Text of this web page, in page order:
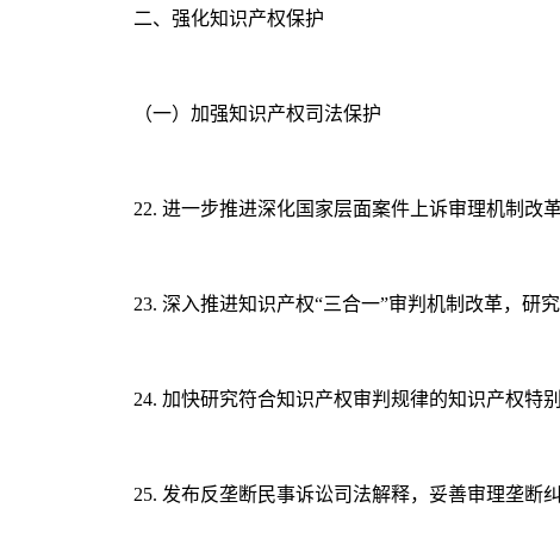
二、强化知识产权保护
（一）加强知识产权司法保护
22. 进一步推进深化国家层面案件上诉审理机制改
23. 深入推进知识产权“三合一”审判机制改革，研
24. 加快研究符合知识产权审判规律的知识产权特
25. 发布反垄断民事诉讼司法解释，妥善审理垄断